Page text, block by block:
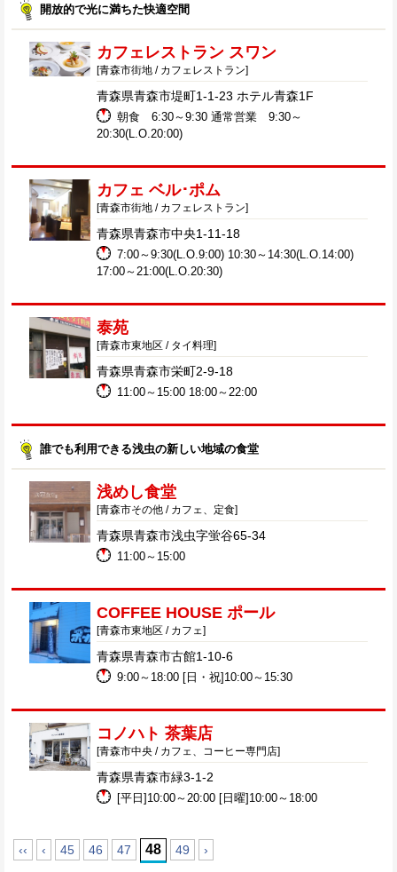
開放的で光に満ちた快適空間
カフェレストラン スワン
[青森市街地 / カフェレストラン]
青森県青森市堤町1-1-23 ホテル青森1F
朝食 6:30～9:30 通常営業 9:30～
20:30(L.O.20:00)
カフェ ベル･ポム
[青森市街地 / カフェレストラン]
青森県青森市中央1-11-18
7:00～9:30(L.O.9:00) 10:30～14:30(L.O.14:00)
17:00～21:00(L.O.20:30)
泰苑
[青森市東地区 / タイ料理]
青森県青森市栄町2-9-18
11:00～15:00 18:00～22:00
誰でも利用できる浅虫の新しい地域の食堂
浅めし食堂
[青森市その他 / カフェ、定食]
青森県青森市浅虫字蛍谷65-34
11:00～15:00
COFFEE HOUSE ポール
[青森市東地区 / カフェ]
青森県青森市古館1-10-6
9:00～18:00 [日・祝]10:00～15:30
コノハト 茶葉店
[青森市中央 / カフェ、コーヒー専門店]
青森県青森市緑3-1-2
[平日]10:00～20:00 [日曜]10:00～18:00
‹‹ ‹ 45 46 47 48 49 ›